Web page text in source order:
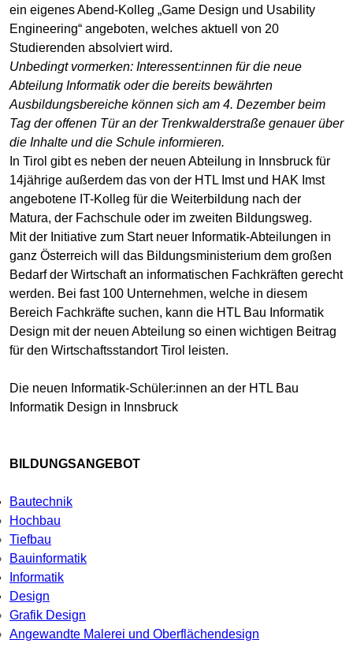
ein eigenes Abend-Kolleg „Game Design und Usability
Engineering“ angeboten, welches aktuell von 20
Studierenden absolviert wird.
Unbedingt vormerken: Interessent:innen für die neue
Abteilung Informatik oder die bereits bewährten
Ausbildungsbereiche können sich am 4. Dezember beim
Tag der offenen Tür an der Trenkwalderstraße genauer über
die Inhalte und die Schule informieren.
In Tirol gibt es neben der neuen Abteilung in Innsbruck für
14jährige außerdem das von der HTL Imst und HAK Imst
angebotene IT-Kolleg für die Weiterbildung nach der
Matura, der Fachschule oder im zweiten Bildungsweg.
Mit der Initiative zum Start neuer Informatik-Abteilungen in
ganz Österreich will das Bildungsministerium dem großen
Bedarf der Wirtschaft an informatischen Fachkräften gerecht
werden. Bei fast 100 Unternehmen, welche in diesem
Bereich Fachkräfte suchen, kann die HTL Bau Informatik
Design mit der neuen Abteilung so einen wichtigen Beitrag
für den Wirtschaftsstandort Tirol leisten.
Die neuen Informatik-Schüler:innen an der HTL Bau
Informatik Design in Innsbruck
BILDUNGSANGEBOT
Bautechnik
Hochbau
Tiefbau
Bauinformatik
Informatik
Design
Grafik Design
Angewandte Malerei und Oberflächendesign